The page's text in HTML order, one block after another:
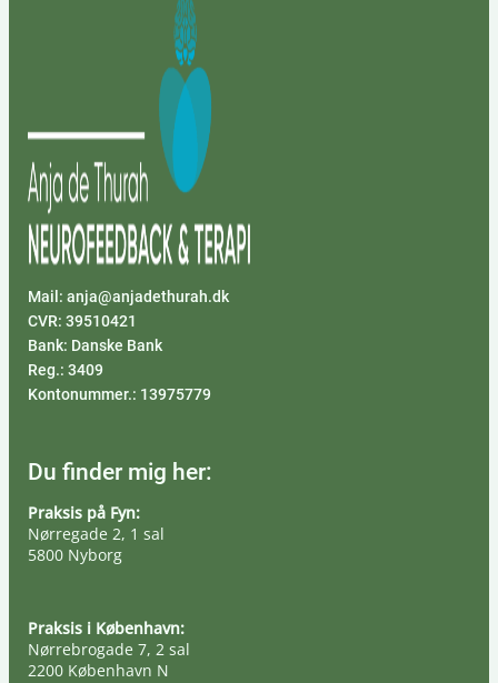
Mail: anja@anjadethurah.dk
CVR: 39510421
Bank: Danske Bank
Reg.: 3409
Kontonummer.: 13975779
Du finder mig her:
Praksis på Fyn:
Nørregade 2, 1 sal
5800 Nyborg
Praksis i København:
Nørrebrogade 7, 2 sal
2200 København N